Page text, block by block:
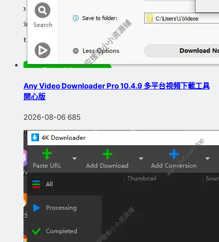
Any Video Downloader Pro 10.4.9 多平台視頻下載工具
開心版
2026-08-06 685